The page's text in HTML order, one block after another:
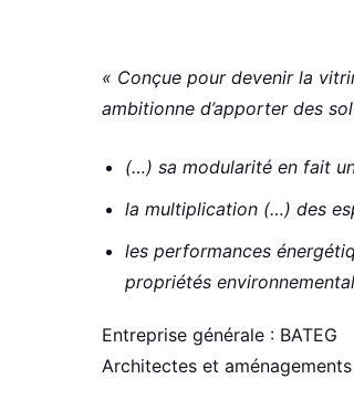
« Conçue pour devenir la
ambitionne d’apporter des
(…) sa modularité en fait
la multiplication (…) des
les performances
propriétés
Entreprise générale : BATEG
Architectes et